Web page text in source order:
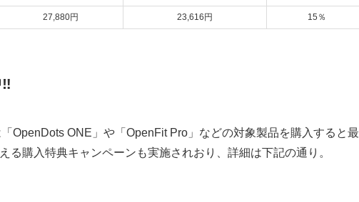
27,880円 23,616円 15％
OpenDots ONE」や「OpenFit Pro」などの対象製品を購入すると最
る購入特典キャンペーンも実施されおり、詳細は下記の通り。